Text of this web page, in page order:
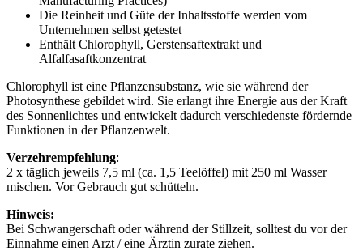
Die Reinheit und Güte der Inhaltsstoffe werden vom
Unternehmen selbst getestet
Enthält Chlorophyll, Gerstensaftextrakt und
Alfalfasaftkonzentrat
Chlorophyll ist eine Pflanzensubstanz, wie sie während der
Photosynthese gebildet wird. Sie erlangt ihre Energie aus der Kraft
des Sonnenlichtes und entwickelt dadurch verschiedenste fördernde
Funktionen in der Pflanzenwelt.
Verzehrempfehlung:
2 x täglich jeweils 7,5 ml (ca. 1,5 Teelöffel) mit 250 ml Wasser
mischen. Vor Gebrauch gut schütteln.
Hinweis:
Bei Schwangerschaft oder während der Stillzeit, solltest du vor der
Einnahme einen Arzt / eine Ärztin zurate ziehen.